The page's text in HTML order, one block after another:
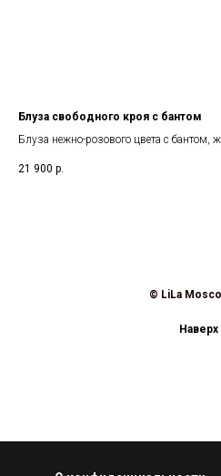
Блуза свободного кроя с бантом
Блуза нежно-розового цвета с бантом,
21 900 р.
© LiLa
Наверх